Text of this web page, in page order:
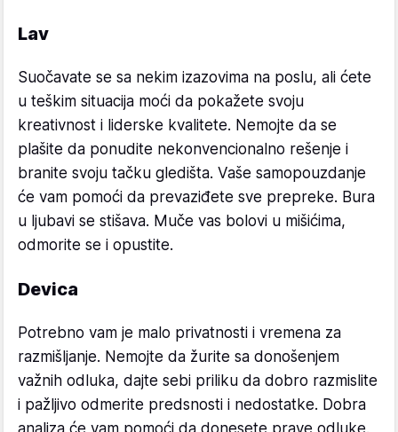
Lav
Suočavate se sa nekim izazovima na poslu, ali ćete
u teškim situacija moći da pokažete svoju
kreativnost i liderske kvalitete. Nemojte da se
plašite da ponudite nekonvencionalno rešenje i
branite svoju tačku gledišta. Vaše samopouzdanje
će vam pomoći da prevaziđete sve prepreke. Bura
u ljubavi se stišava. Muče vas bolovi u mišićima,
odmorite se i opustite.
Devica
Potrebno vam je malo privatnosti i vremena za
razmišljanje. Nemojte da žurite sa donošenjem
važnih odluka, dajte sebi priliku da dobro razmislite
i pažljivo odmerite predsnosti i nedostatke. Dobra